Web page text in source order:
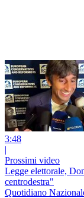
3:48
|
Prossimi video
Legge elettorale,
centrodestra"
Quotidiano